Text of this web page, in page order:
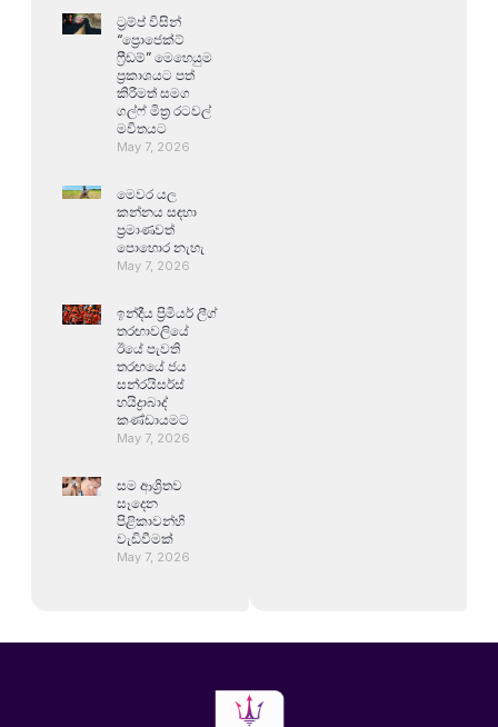
ට්‍රම්ප් විසින්
“ප්‍රොජෙක්ට්
ෆ්‍රීඩම්” මෙහෙයුම
ප්‍රකාශයට පත්
කිරීමත් සමග
ගල්ෆ් මිත්‍ර රටවල්
මවිතයට
May 7, 2026
මෙවර යල
කන්නය සඳහා
ප්‍රමාණවත්
පොහොර නැහැ
May 7, 2026
ඉන්දීය ප්‍රිමියර් ලීග්
තරඟාවලියේ
ඊයේ පැවති
තරඟයේ ජය
සන්රයිසර්ස්
හයිද්‍රාබාද්
කණ්ඩායමට
May 7, 2026
සම ආශ්‍රිතව
සෑදෙන
පිළිකාවන්හි
වැඩිවීමක්
May 7, 2026